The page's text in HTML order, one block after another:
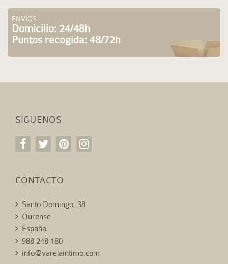
ENVÍOS:
Domicilio: 24/48h
Puntos recogida: 48/72h
SÍGUENOS
CONTACTO
Santo Domingo, 38
Ourense
España
988 248 180
info@varelaintimo.com